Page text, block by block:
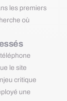
les premiers
où
le site
critique
une